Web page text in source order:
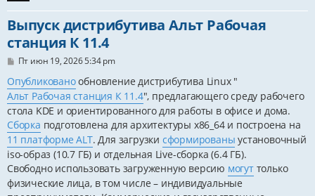
Выпуск дистрибутива Альт Рабочая
станция К 11.4
С
о
б
щ
е
н
и
е
Пт июн 19, 2026 5:34 pm
Опубликованообновление дистрибутива Linux "
Альт Рабочая станция К 11.4", предлагающего среду рабочего
стола KDE и ориентированного для работы в офисе и дома.
Сборка подготовлена для архитектуры x86_64 и построена на
11 платформе ALT. Для загрузки сформированы установочный
iso-образ (10.7 ГБ) и отдельная Live-сборка (6.4 ГБ).
Свободно использовать загруженную версию могуттолько
физические лица, в том числе – индивидуальные